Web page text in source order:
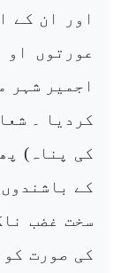
اور ان کے
عورتوں
اجمیر شہر
کردیا ۔
کی پناہ)
کے
سخت غضب
کی صورت